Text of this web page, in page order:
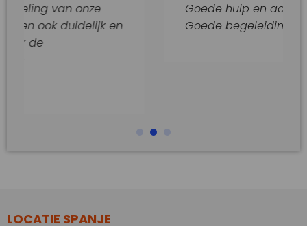
onze
en
Goede hulp en adviezen.
Goede begeleiding van dit
LOCATIE SPANJE